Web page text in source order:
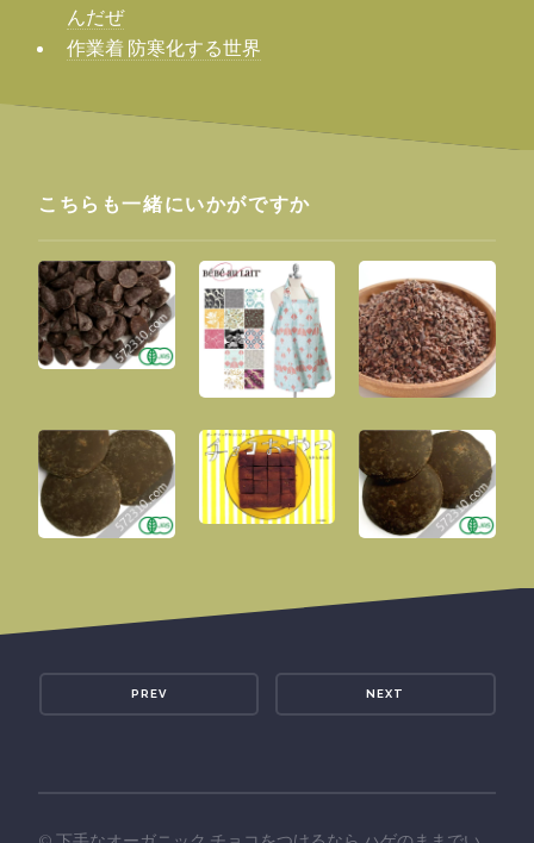
んだぜ
作業着 防寒化する世界
こちらも一緒にいかがですか
PREV NEXT